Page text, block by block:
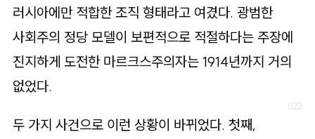
러시아에만 적합한 조직 형태라고 여겼다. 광범한
사회주의 정당 모델이 보편적으로 적절하다는 주장에
진지하게 도전한 마르크스주의자는 1914년까지 거의
없었다.
두 가지 사건으로 이런 상황이 바뀌었다. 첫째,